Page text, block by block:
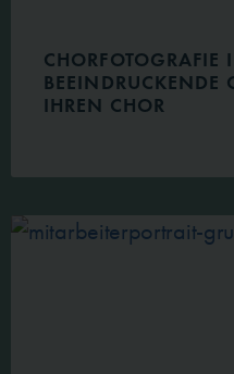
BEEINDRUCKENDE
IHREN CHOR